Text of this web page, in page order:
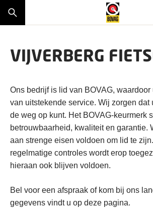
VIJVERBERG
Ons bedrijf is lid van BOVAG, waardoor
van uitstekende service. Wij zorgen dat
de weg op kunt. Het BOVAG-keurmerk
betrouwbaarheid, kwaliteit en garantie.
aan strenge eisen voldoen om lid te
regelmatige controles wordt erop
hieraan ook blijven voldoen.
Bel voor een afspraak of kom bij ons
gegevens vindt u op deze pagina.